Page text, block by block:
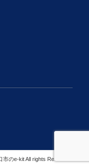
のe-kit All rights Reserved.